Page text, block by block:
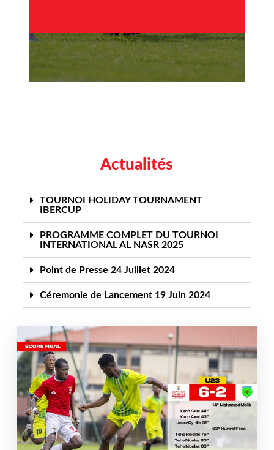
Actualités
TOURNOI HOLIDAY TOURNAMENT
IBERCUP
PROGRAMME COMPLET DU TOURNOI
INTERNATIONAL AL NASR 2025
Point de Presse 24 Juillet 2024
Céremonie de Lancement 19 Juin 2024